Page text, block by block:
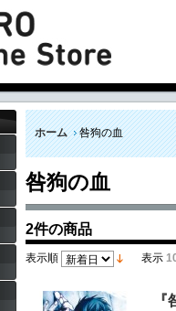
ホーム 咎狗の血
咎狗の血
2件の商品
表示順 表示